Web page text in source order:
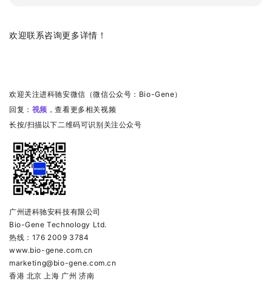
欢迎联系咨询更多详情！
欢迎关注进科驰安微信（微信公众号：Bio-Gene）
回复： 视频 ，查看更多相关视频
长按/扫描以下二维码可识别关注公众号
广州进科驰安科技有限公司
Bio-Gene Technology Ltd.
热线：176 2009 3784
www.bio-gene.com.cn
marketing@bio-gene.com.cn
香港 北京 上海 广州 济南